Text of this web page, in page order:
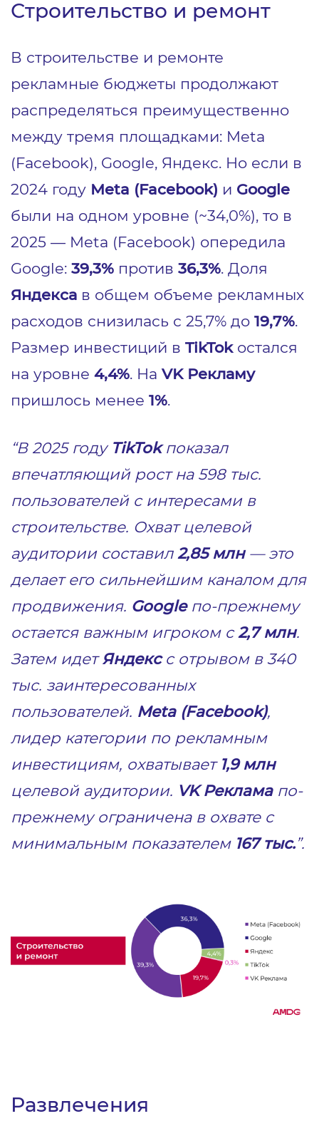
Строительство и ремонт
В строительстве и ремонте
рекламные бюджеты продолжают
распределяться преимущественно
между тремя площадками: Meta
(Facebook), Google, Яндекс. Но если в
2024 году Meta (Facebook) и Google
были на одном уровне (~34,0%), то в
2025 — Meta (Facebook) опередила
Google: 39,3% против 36,3%. Доля
Яндекса в общем объеме рекламных
расходов снизилась с 25,7% до 19,7%.
Размер инвестиций в TikTokостался
на уровне 4,4%. На VK Рекламу
пришлось менее 1%.
“В 2025 году TikTokпоказал
впечатляющий рост на 598 тыс.
пользователей с интересами в
строительстве. Охват целевой
аудитории составил2,85 млн— это
делает его сильнейшим каналом для
продвижения. Googleпо-прежнему
остается важным игроком с2,7 млн.
Затем идетЯндексс отрывом в 340
тыс. заинтересованных
пользователей. Meta (Facebook),
лидер категории по рекламным
инвестициям, охватывает1,9 млн
целевой аудитории. VK Рекламапо-
прежнему ограничена в охвате с
минимальным показателем 167 тыс.”.
Развлечения